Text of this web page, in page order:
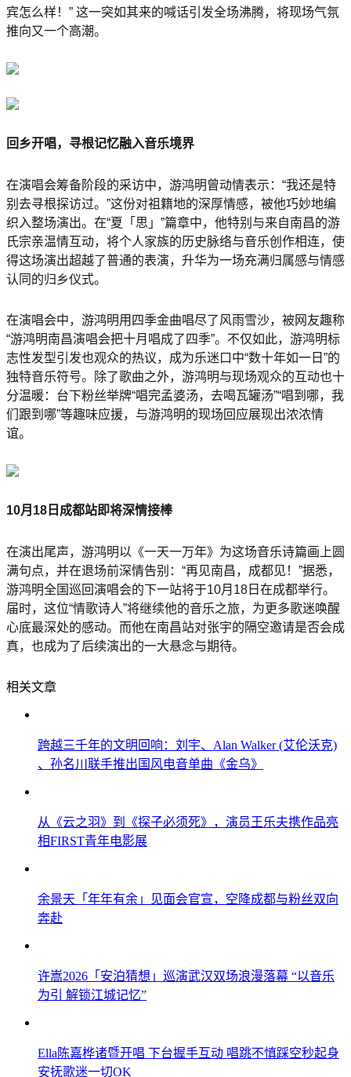
宾怎么样！” 这一突如其来的喊话引发全场沸腾，将现场气氛
推向又一个高潮。
回乡开唱，寻根记忆融入音乐境界
在演唱会筹备阶段的采访中，游鸿明曾动情表示：“我还是特
别去寻根探访过。”这份对祖籍地的深厚情感，被他巧妙地编
织入整场演出。在“夏「思」”篇章中，他特别与来自南昌的游
氏宗亲温情互动，将个人家族的历史脉络与音乐创作相连，使
得这场演出超越了普通的表演，升华为一场充满归属感与情感
认同的归乡仪式。
在演唱会中，游鸿明用四季金曲唱尽了风雨雪沙，被网友趣称
“游鸿明南昌演唱会把十月唱成了四季”。不仅如此，游鸿明标
志性发型引发也观众的热议，成为乐迷口中“数十年如一日”的
独特音乐符号。除了歌曲之外，游鸿明与现场观众的互动也十
分温暖：台下粉丝举牌“唱完孟婆汤，去喝瓦罐汤”“唱到哪，我
们跟到哪”等趣味应援，与游鸿明的现场回应展现出浓浓情
谊。
10月18日成都站即将深情接棒
在演出尾声，游鸿明以《一天一万年》为这场音乐诗篇画上圆
满句点，并在退场前深情告别：“再见南昌，成都见！”据悉，
游鸿明全国巡回演唱会的下一站将于10月18日在成都举行。
届时，这位“情歌诗人”将继续他的音乐之旅，为更多歌迷唤醒
心底最深处的感动。而他在南昌站对张宇的隔空邀请是否会成
真，也成为了后续演出的一大悬念与期待。
相关文章
跨越三千年的文明回响：刘宇、Alan Walker (艾伦沃克)
、孙名川联手推出国风电音单曲《金乌》
从《云之羽》到《探子必须死》，演员王乐夫携作品亮
相FIRST青年电影展
余景天「年年有余」见面会官宣，空降成都与粉丝双向
奔赴
许嵩2026「安泊猜想」巡演武汉双场浪漫落幕 “以音乐
为引 解锁江城记忆”
Ella陈嘉桦诸暨开唱 下台握手互动 唱跳不慎踩空秒起身
安抚歌迷一切OK